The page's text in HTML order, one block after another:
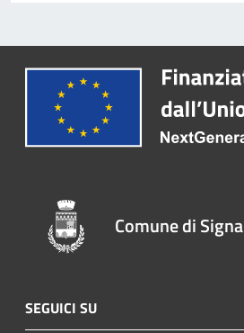
Comune di Signa
SEGUICI SU